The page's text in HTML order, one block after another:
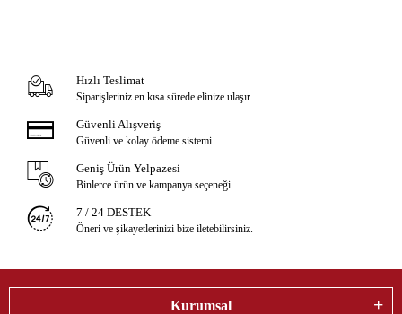
Hızlı Teslimat
Siparişleriniz en kısa sürede elinize ulaşır.
Güvenli Alışveriş
Güvenli ve kolay ödeme sistemi
Geniş Ürün Yelpazesi
Binlerce ürün ve kampanya seçeneği
7 / 24 DESTEK
Öneri ve şikayetlerinizi bize iletebilirsiniz.
Kurumsal